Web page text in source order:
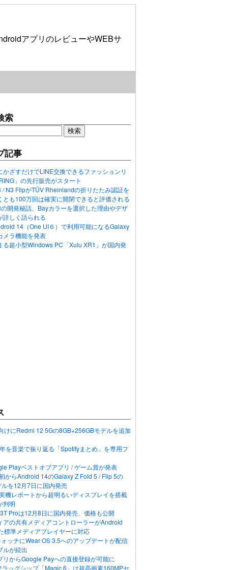
アプリのレビューやWEBサ
索
記事
かざすだけでLINE交換できるファッションリ
」の先行販売がスタート
/ N3 FlipがTÜV Rheinlandの折りたたみ認証を
とも100万回は確実に開閉できると評価される
開発秘話、Bayカラーを選択した理由やデザ
詳しく語られる
14（One UI６）で利用可能になるGalaxy
メラ機能を発表
る超小型Windows PC「Xulu XR1」が国内発
けにRedmi 12 5Gの8GB+256GBモデルを追加
を音楽で振り返る「Spotifyまとめ」を専用フ
Playベストオブアプリ / ゲーム賞が発表
からAndroid 14のGalaxy Z Fold 5 / Flip 5の
を12月7日に国内発売
機レポートから超明るいディスプレイを搭載
判明
Proは12月8日に国内発売、価格も公開
アの共有メディアコントローラーがAndroid
標準メディアプレイヤーに対応
ッチにWear OS 3.5へのアップデートが配信
ルが続出
リからGoogle Payへの直接登録が可能に
ッグシップ「Magic 6」は超高画素160MPセ